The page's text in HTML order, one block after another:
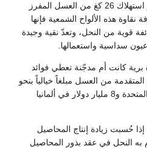
الأساس الشمعي في الخلية نحو استهلاك 26 كغ من العسل المفرز
هذه الألواح الشمعية فإنها
قوية من النحل، وتعدّ نقية وجيدة
سداسية واستعمالها.
برية كانت أم مدجّنة تعطي فوائد
من العسل مبلغاً خيالياً بنحو
12ـ 14 مليار دولار في الولايات المتحدة و8 مليار دولار في ألمانيا
حُسبت زيادة إنتاج المحاصيل
به النحل في عقد بذور المحاصيل